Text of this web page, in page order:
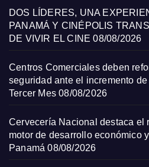
DOS LÍDERES, UNA
PANAMÁ Y CINÉPOLIS
DE VIVIR EL CINE 08/08/2026
Centros Comerciales deben
seguridad ante el incremento
Tercer Mes 08/08/2026
Cervecería Nacional destaca el
motor de desarrollo económico
Panamá 08/08/2026